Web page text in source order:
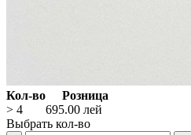
Кол-во
Розница
> 4
695.00 лей
Выбрать кол-во